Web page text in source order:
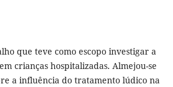
que teve como escopo investigar a
crianças hospitalizadas. Almejou-se
a influência do tratamento lúdico na